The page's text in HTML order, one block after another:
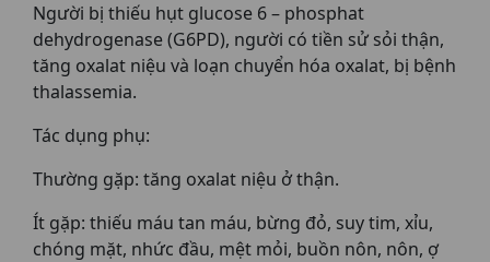
Người bị thiếu hụt glucose 6 – phosphat
dehydrogenase (G6PD), người có tiền sử sỏi thận,
tăng oxalat niệu và loạn chuyển hóa oxalat, bị bệnh
thalassemia.
Tác dụng phụ:
Thường gặp: tăng oxalat niệu ở thận.
Ít gặp: thiếu máu tan máu, bừng đỏ, suy tim, xỉu,
chóng mặt, nhức đầu, mệt mỏi, buồn nôn, nôn, ợ